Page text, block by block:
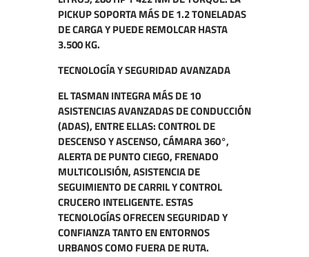
PICKUP SOPORTA MÁS DE 1.2 TONELADAS
DE CARGA Y PUEDE REMOLCAR HASTA
3.500 KG.
TECNOLOGÍA Y SEGURIDAD AVANZADA
EL TASMAN INTEGRA MÁS DE 10
ASISTENCIAS AVANZADAS DE CONDUCCIÓN
(ADAS), ENTRE ELLAS: CONTROL DE
DESCENSO Y ASCENSO, CÁMARA 360°,
ALERTA DE PUNTO CIEGO, FRENADO
MULTICOLISIÓN, ASISTENCIA DE
SEGUIMIENTO DE CARRIL Y CONTROL
CRUCERO INTELIGENTE. ESTAS
TECNOLOGÍAS OFRECEN SEGURIDAD Y
CONFIANZA TANTO EN ENTORNOS
URBANOS COMO FUERA DE RUTA.